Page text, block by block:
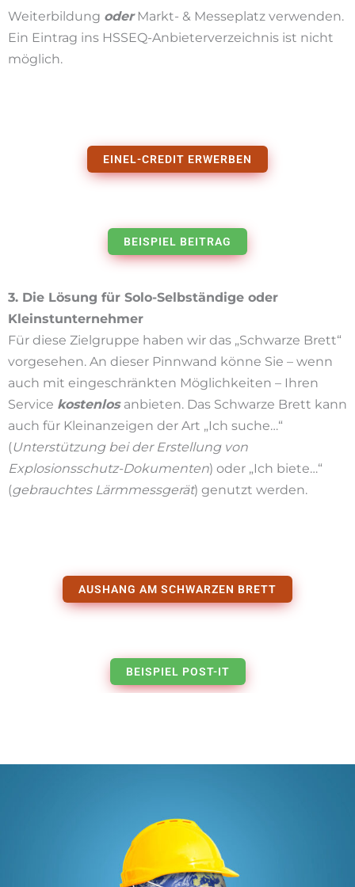
Weiterbildung oder Markt- & Messeplatz verwenden.
Ein Eintrag ins HSSEQ-Anbieterverzeichnis ist nicht
möglich.
EINEL-CREDIT ERWERBEN
BEISPIEL BEITRAG
3. Die Lösung für Solo-Selbständige oder
Kleinstunternehmer
Für diese Zielgruppe haben wir das „Schwarze Brett“
vorgesehen. An dieser Pinnwand könne Sie – wenn
auch mit eingeschränkten Möglichkeiten – Ihren
Service kostenlos anbieten. Das Schwarze Brett kann
auch für Kleinanzeigen der Art „Ich suche…“
(Unterstützung bei der Erstellung von
Explosionsschutz-Dokumenten) oder „Ich biete…“
(gebrauchtes Lärmmessgerät) genutzt werden.
AUSHANG AM SCHWARZEN BRETT
BEISPIEL POST-IT